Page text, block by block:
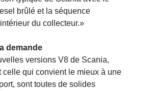
brûlé et la séquence
du collecteur.»
demande
versions V8 de Scania,
celle qui convient le mieux à une
sont toutes de solides